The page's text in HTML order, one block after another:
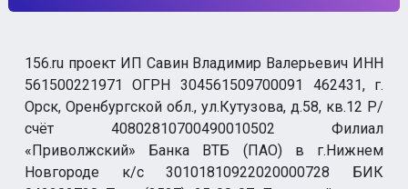
156.ru проект ИП Савин Владимир Валерьевич ИНН
561500221971 ОГРН 304561509700091 462431, г.
Орск, Оренбургской обл., ул.Кутузова, д.58, кв.12 Р/
счёт 40802810700490010502 Филиал
«Приволжский» Банка ВТБ (ПАО) в г.Нижнем
Новгороде к/с 30101810922020000728 БИК